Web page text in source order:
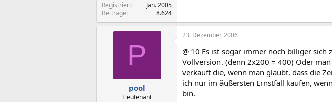
Registriert
Jan. 2005
Beiträge
8.624
P
pool
Lieutenant
23. Dezember 2006
@ 10 Es ist sogar immer noch billiger
Vollversion. (denn 2x200 = 400) Oder
verkauft die, wenn man glaubt, dass die
ich nur im äußersten Ernstfall kaufen,
bin.